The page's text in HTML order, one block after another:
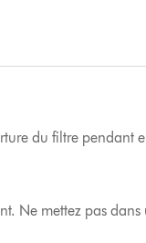
du filtre pendant
Ne mettez pas